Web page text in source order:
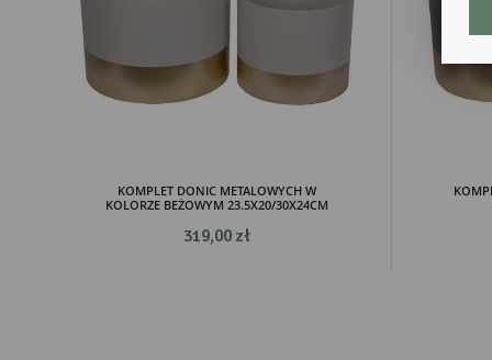
KOMPLET DONIC METALOWYCH W
KOLORZE BEŻOWYM 23.5X20/30X24CM
319,00 zł